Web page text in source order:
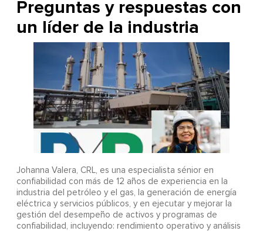
Preguntas y respuestas con
un líder de la industria
Johanna Valera, CRL, es una especialista sénior en
confiabilidad con más de 12 años de experiencia en la
industria del petróleo y el gas, la generación de energía
eléctrica y servicios públicos, y en ejecutar y mejorar la
gestión del desempeño de activos y programas de
confiabilidad, incluyendo: rendimiento operativo y análisis